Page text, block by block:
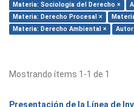
Materia: Sociología del Derecho ×
Materia: Derecho Procesal ×
Materia: Derecho Ambiental ×
Mostrando ítems 1-1 de 1
Presentación de la Línea de